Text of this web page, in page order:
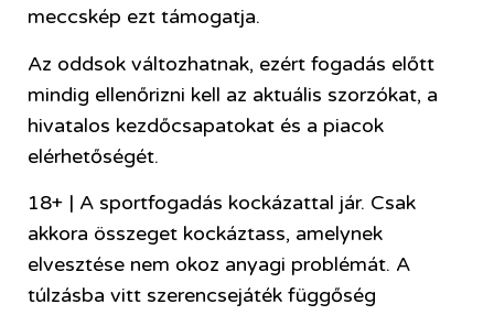
meccskép ezt támogatja.
Az oddsok változhatnak, ezért fogadás előtt
mindig ellenőrizni kell az aktuális szorzókat, a
hivatalos kezdőcsapatokat és a piacok
elérhetőségét.
18+ | A sportfogadás kockázattal jár. Csak
akkora összeget kockáztass, amelynek
elvesztése nem okoz anyagi problémát. A
túlzásba vitt szerencsejáték függőség